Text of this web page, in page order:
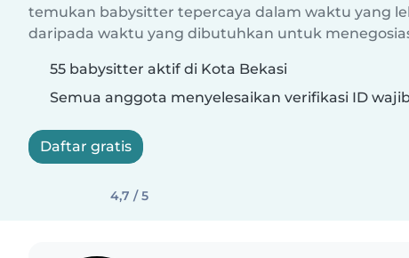
temukan babysitter tepercaya dalam waktu yang
daripada waktu yang dibutuhkan untuk
55 babysitter aktif di Kota Bekasi
Semua anggota menyelesaikan verifikasi ID
Daftar gratis
4,7 / 5